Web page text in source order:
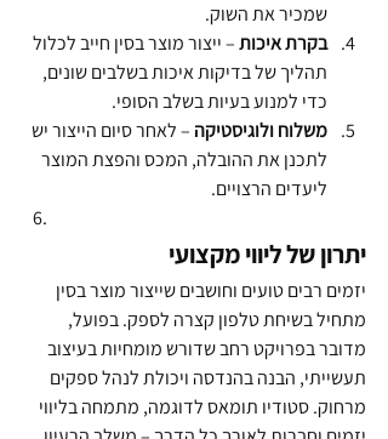
שמכיר את השוק.
בקרת איכות – ייצור מוצר בסין חייב לכלול
תהליך של בדיקות איכות בשלבים שונים,
כדי למנוע בעיות בשלב הסופי.
משלוח ולוגיסטיקה – לאחר סיום הייצור יש
לתכנן את ההובלה, המכס והפצת המוצר
ליעדים הרצויים.
יתרון של ליווי מקצועי
יזמים רבים טועים וחושבים שייצור מוצר בסין
מתחיל בשיחת טלפון קצרה לספק. בפועל,
מדובר בפרויקט רחב שדורש מומחיות בעיצוב
תעשייתי, הבנה בהנדסה ויכולת לנהל ספקים
מרחוק. סטודיו תומאס לדוגמה, מתמחה בליווי